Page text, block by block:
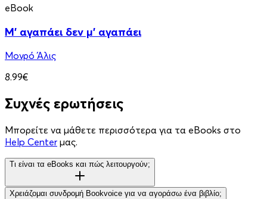
eBook
Μ' αγαπάει δεν μ' αγαπάει
Μονρό Άλις
8.99€
Συχνές ερωτήσεις
Μπορείτε να μάθετε περισσότερα για τα eBooks στο
Help Center μας.
Τι είναι τα eBooks και πώς λειτουργούν;
Χρειάζομαι συνδρομή Bookvoice για να αγοράσω ένα βιβλίο;